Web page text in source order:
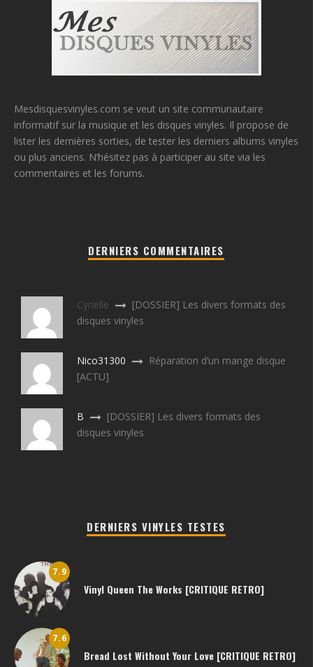
Mesdisquesvinyles.com se veut un site communautaire
informatif sur la musique et les disques vinyles. Il propose de
lister les dernières sorties, de tester les derniers albums vinyles
ou plus anciens. N’hésitez pas à participer au site via les
commentaires et les forums.
DERNIERS COMMENTAIRES
Cyrielle
[DOSSIER] Les divers formats des
disques vinyles
Nico31300
Réparation d’un mange disque
[ACTU]
B
[DOSSIER] Les divers formats des
disques vinyles
DERNIERS VINYLES TESTES
7.9
Vinyl Queen The Works [CRITIQUE RETRO]
7.6
Bread Lost Without Your Love [CRITIQUE RETRO]